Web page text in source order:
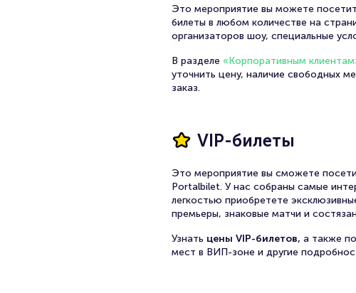
Это мероприятие вы можете
билеты в любом количестве на
организаторов шоу, специальные
В разделе «Корпоративным
уточнить цену, наличие свободных
заказ.
VIP-билеты
Это мероприятие вы сможете
Portalbilet. У нас собраны самые
легкостью приобретете
премьеры, знаковые матчи и
Узнать цены VIP-билетов, а также
мест в ВИП-зоне и другие